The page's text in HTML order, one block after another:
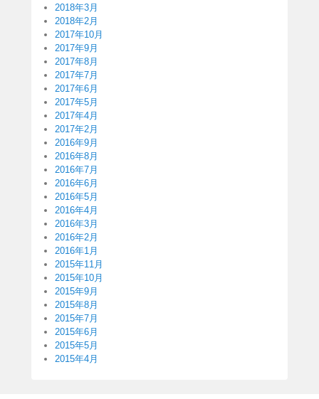
2018年3月
2018年2月
2017年10月
2017年9月
2017年8月
2017年7月
2017年6月
2017年5月
2017年4月
2017年2月
2016年9月
2016年8月
2016年7月
2016年6月
2016年5月
2016年4月
2016年3月
2016年2月
2016年1月
2015年11月
2015年10月
2015年9月
2015年8月
2015年7月
2015年6月
2015年5月
2015年4月